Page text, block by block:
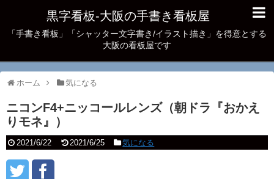
黒字看板‐大阪の手書き看板屋
「手書き看板」「シャッター文字書き/イラスト描き」を得意とする
大阪の看板屋です
ホーム 気になる
ニコンF4+ニッコールレンズ（朝ドラ『おかえ
りモネ』）
2021/6/22 2021/6/25 気になる